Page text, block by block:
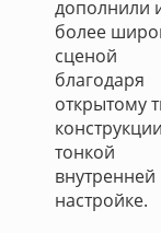
дополнили
более
сценой
благодаря
открытому
тонкой
внутренней
настройке.